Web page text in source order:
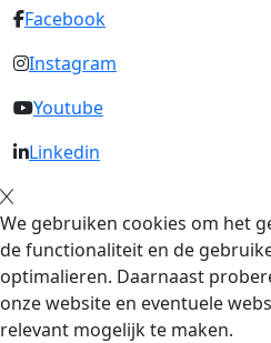
Facebook
Instagram
Youtube
Linkedin
We gebruiken cookies om het
de functionaliteit en de
optimalieren. Daarnaast
onze website en eventuele
relevant mogelijk te maken.